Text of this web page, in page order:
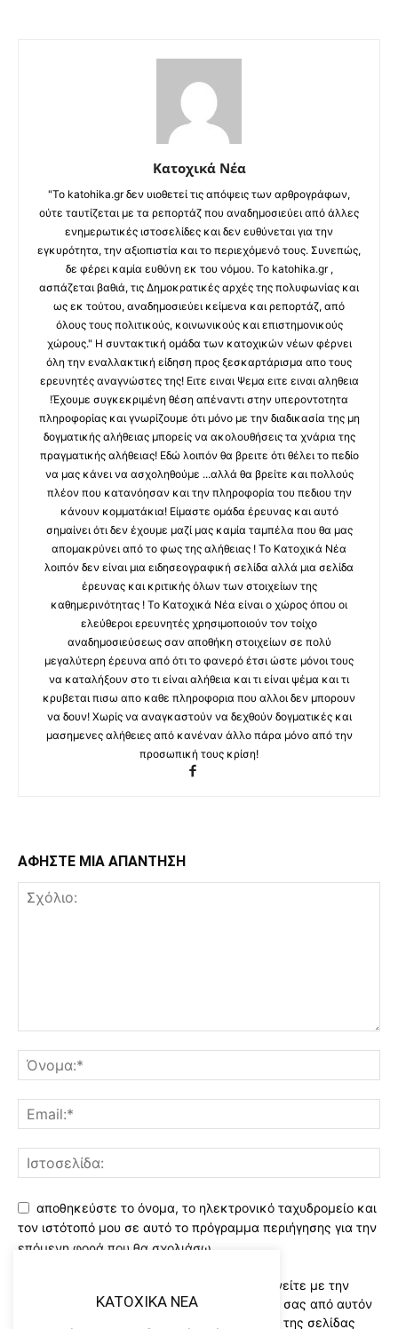
Κατοχικά Νέα
"Το katohika.gr δεν υιοθετεί τις απόψεις των αρθρογράφων,
ούτε ταυτίζεται με τα ρεπορτάζ που αναδημοσιεύει από άλλες
ενημερωτικές ιστοσελίδες και δεν ευθύνεται για την
εγκυρότητα, την αξιοπιστία και το περιεχόμενό τους. Συνεπώς,
δε φέρει καμία ευθύνη εκ του νόμου. Το katohika.gr ,
ασπάζεται βαθιά, τις Δημοκρατικές αρχές της πολυφωνίας και
ως εκ τούτου, αναδημοσιεύει κείμενα και ρεπορτάζ, από
όλους τους πολιτικούς, κοινωνικούς και επιστημονικούς
χώρους." Η συντακτική ομάδα των κατοχικών νέων φέρνει
όλη την εναλλακτική είδηση προς ξεσκαρτάρισμα απο τους
ερευνητές αναγνώστες της! Ειτε ειναι Ψεμα ειτε ειναι αληθεια
!Έχουμε συγκεκριμένη θέση απέναντι στην υπεροντοτητα
πληροφορίας και γνωρίζουμε ότι μόνο με την διαδικασία της μη
δογματικής αλήθειας μπορείς να ακολουθήσεις τα χνάρια της
πραγματικής αλήθειας! Εδώ λοιπόν θα βρειτε ότι θέλει το πεδίο
να μας κάνει να ασχοληθούμε ...αλλά θα βρείτε και πολλούς
πλέον που κατανόησαν και την πληροφορία του πεδιου την
κάνουν κομματάκια! Είμαστε ομάδα έρευνας και αυτό
σημαίνει ότι δεν έχουμε μαζί μας καμία ταμπέλα που θα μας
απομακρύνει από το φως της αλήθειας ! Το Κατοχικά Νέα
λοιπόν δεν είναι μια ειδησεογραφική σελίδα αλλά μια σελίδα
έρευνας και κριτικής όλων των στοιχείων της
καθημερινότητας ! Το Κατοχικά Νέα είναι ο χώρος όπου οι
ελεύθεροι ερευνητές χρησιμοποιούν τον τοίχο
αναδημοσιεύσεως σαν αποθήκη στοιχείων σε πολύ
μεγαλύτερη έρευνα από ότι το φανερό έτσι ώστε μόνοι τους
να καταλήξουν στο τι είναι αλήθεια και τι είναι ψέμα και τι
κρυβεται πισω απο καθε πληροφορια που αλλοι δεν μπορουν
να δουν! Χωρίς να αναγκαστούν να δεχθούν δογματικές και
μασημενες αλήθειες από κανέναν άλλο πάρα μόνο από την
προσωπική τους κρίση!
ΑΦΗΣΤΕ ΜΙΑ ΑΠΑΝΤΗΣΗ
αποθηκεύστε το όνομα, το ηλεκτρονικό ταχυδρομείο και
τον ιστότοπό μου σε αυτό το πρόγραμμα περιήγησης για την
επόμενη φορά που θα σχολιάσω.
Χρησιμοποιώντας αυτό το έντυπο συμφωνείτε με την
αποθήκευση και χειρισμό των δεδομένων σας από αυτόν
τον ιστότοπο..Διαβάστε του ορους χρήσης της σελίδας
KATOXIKA NEA